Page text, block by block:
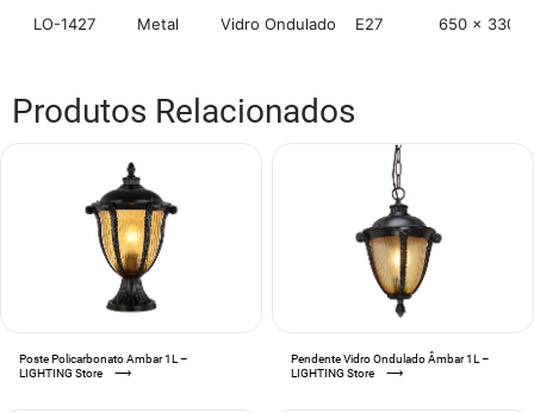
LO-1427
Metal Vidro Ondulado E27 650 × 330
Produtos Relacionados
Poste Policarbonato Ambar 1L –
LIGHTING Store
⟶
Pendente Vidro Ondulado Âmbar 1L –
LIGHTING Store
⟶